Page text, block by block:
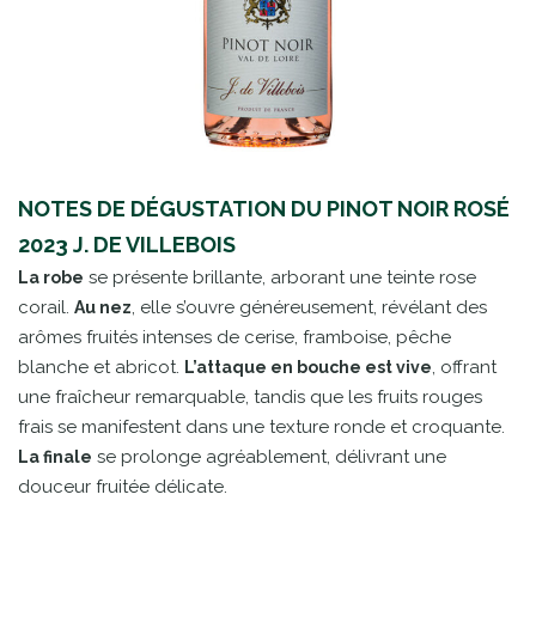
NOTES DE DÉGUSTATION DU PINOT NOIR ROSÉ
2023 J. DE VILLEBOIS
La robe se présente brillante, arborant une teinte rose
corail. Au nez, elle s’ouvre généreusement, révélant des
arômes fruités intenses de cerise, framboise, pêche
blanche et abricot. L’attaque en bouche est vive, offrant
une fraîcheur remarquable, tandis que les fruits rouges
frais se manifestent dans une texture ronde et croquante.
La finale se prolonge agréablement, délivrant une
douceur fruitée délicate.